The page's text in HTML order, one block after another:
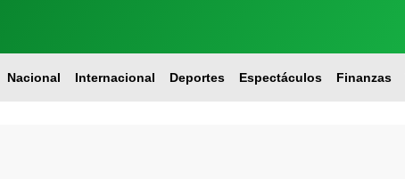
Nacional Internacional Deportes Espectáculos Finanzas